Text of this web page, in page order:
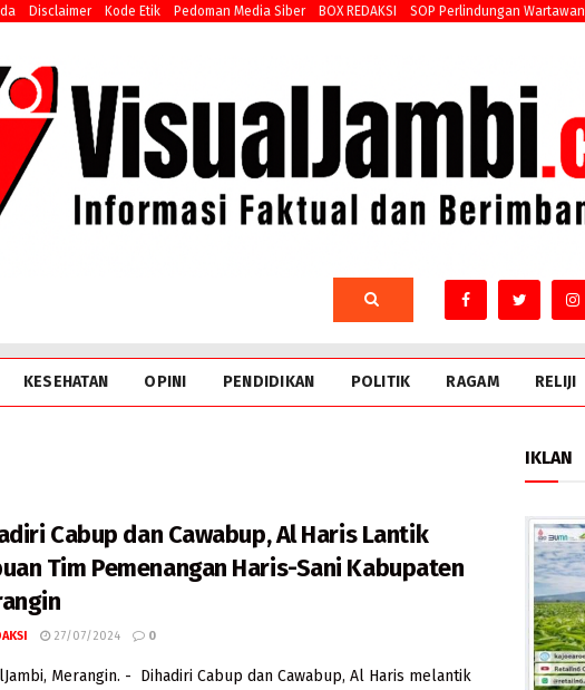
Disclaimer Kode Etik Pedoman Media Siber BOX REDAKSI SOP Perlindungan Wartawan
KESEHATAN OPINI PENDIDIKAN POLITIK RAGAM RELIJI
Cabup dan Cawabup, Al Haris Lantik
Tim Pemenangan Haris-Sani Kabupaten
27/07/2024 0
Merangin. - Dihadiri Cabup dan Cawabup, Al Haris melantik
IKLAN